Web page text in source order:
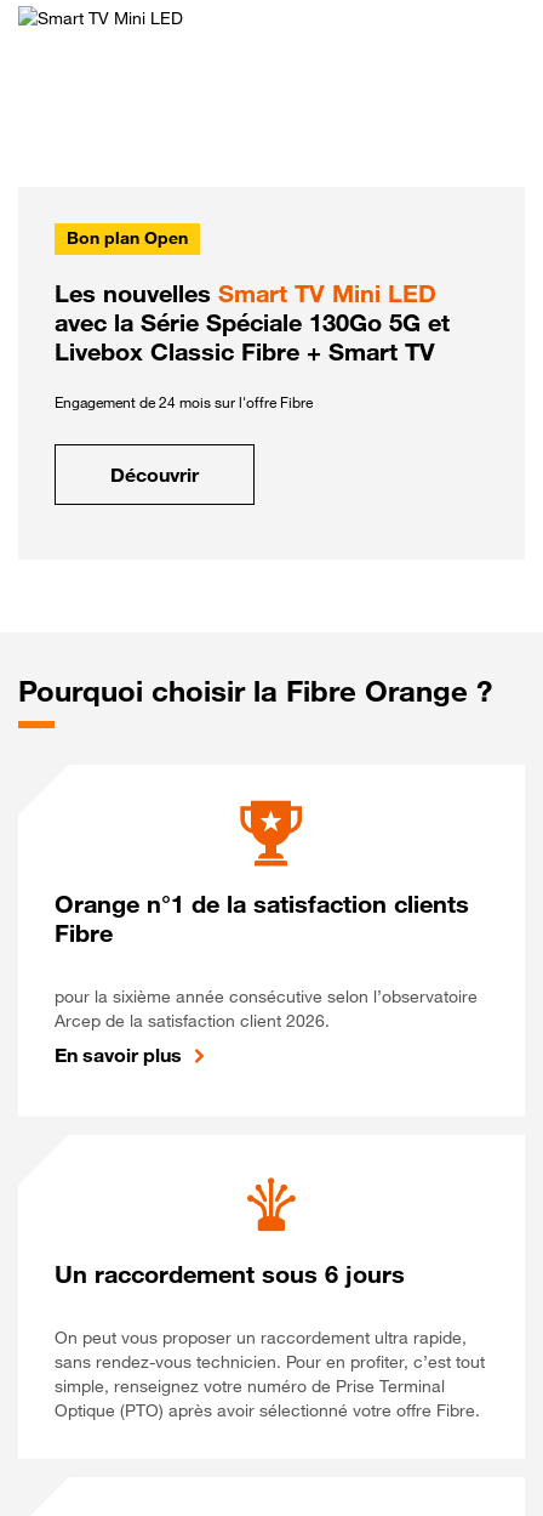
Bon plan Open
Les nouvelles Smart TV Mini LED
avec la Série Spéciale 130Go 5G et
Livebox Classic Fibre + Smart TV
Engagement de 24 mois sur l'offre Fibre
Découvrir
Pourquoi choisir la Fibre Orange ?
Orange n°1 de la satisfaction clients
Fibre
pour la sixième année consécutive selon l’observatoire
Arcep de la satisfaction client 2026.
En savoir plus
Un raccordement sous 6 jours
On peut vous proposer un raccordement ultra rapide,
sans rendez-vous technicien. Pour en profiter, c’est tout
simple, renseignez votre numéro de Prise Terminal
Optique (PTO) après avoir sélectionné votre offre Fibre.